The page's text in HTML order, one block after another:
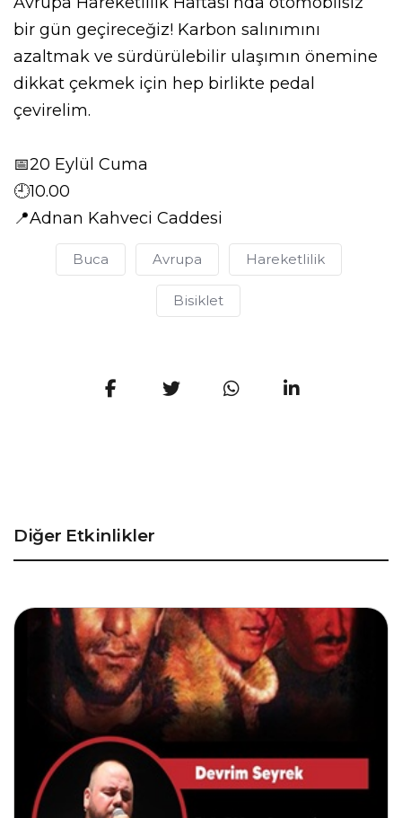
bir gün geçireceğiz! Karbon salınımını
azaltmak ve sürdürülebilir ulaşımın önemine
dikkat çekmek için hep birlikte pedal
çevirelim.
📅20 Eylül Cuma
🕘10.00
📍Adnan Kahveci Caddesi
Buca Avrupa Hareketlilik
Bisiklet
Diğer Etkinlikler